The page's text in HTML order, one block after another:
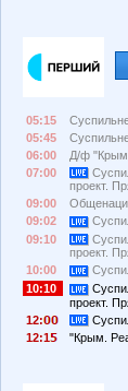
05:15
05:45
06:00
Д/ф "Крым:
07:00
проект.
09:00
09:02
09:10
проект.
10:00
10:10
проект.
12:
12:1
"Крым.